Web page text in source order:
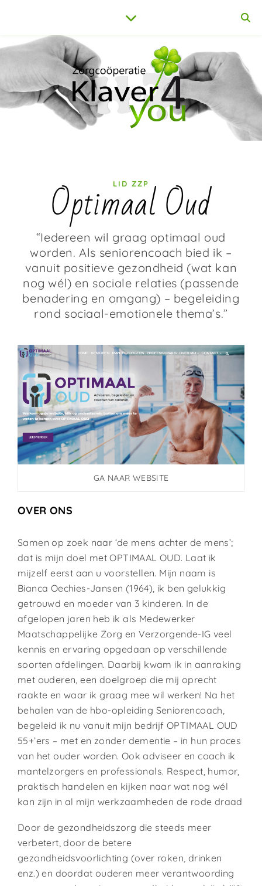
LID ZZP
Optimaal Oud
“Iedereen wil graag optimaal oud
worden. Als seniorencoach bied ik –
vanuit positieve gezondheid (wat kan
nog wél) en sociale relaties (passende
benadering en omgang) – begeleiding
rond sociaal-emotionele thema’s.”
GA NAAR WEBSITE
OVER ONS
Samen op zoek naar ‘de mens achter de mens’;
dat is mijn doel met OPTIMAAL OUD. Laat ik
mijzelf eerst aan u voorstellen. Mijn naam is
Bianca Oechies-Jansen (1964), ik ben gelukkig
getrouwd en moeder van 3 kinderen. In de
afgelopen jaren heb ik als Medewerker
Maatschappelijke Zorg en Verzorgende-IG veel
kennis en ervaring opgedaan op verschillende
soorten afdelingen. Daarbij kwam ik in aanraking
met ouderen, een doelgroep die mij oprecht
raakte en waar ik graag mee wil werken! Na het
behalen van de hbo-opleiding Seniorencoach,
begeleid ik nu vanuit mijn bedrijf OPTIMAAL OUD
55+’ers – met en zonder dementie – in hun proces
van het ouder worden. Ook adviseer en coach ik
mantelzorgers en professionals. Respect, humor,
praktisch handelen en kijken naar wat nog wél
kan zijn in al mijn werkzaamheden de rode draad
Door de gezondheidszorg die steeds meer
verbetert, door de betere
gezondheidsvoorlichting (over roken, drinken
enz.) en doordat ouderen meer verantwoording